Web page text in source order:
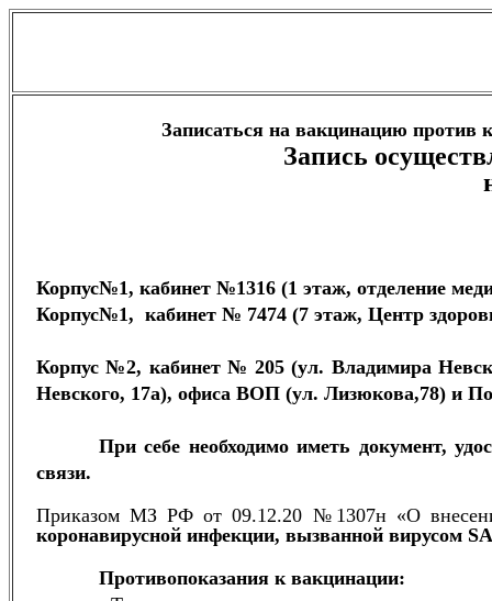
Записаться на вакцинацию против
Запись
Корпус№1, кабинет №1316 (1 этаж, отделение
Корпус№1, кабинет № 7474 (7 этаж, Центр
Корпус №2, кабинет № 205 (ул. Владимира
Невского, 17а), офиса ВОП (ул. Лизюкова,78) и
При себе необходимо иметь документ,
связи.
Приказом МЗ РФ от 09.12.20 №1307н «О
коронавирусной инфекции, вызванной вирусом
Противопоказания к вакцинации: